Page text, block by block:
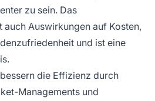
zu sein. Das
auch Auswirkungen auf Kosten,
und ist eine
die Effizienz durch
Managements und